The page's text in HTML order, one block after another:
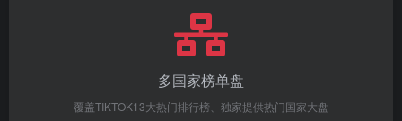
多国家榜单盘
覆盖TIKTOK13大热门排行榜、独家提供热门国家大盘